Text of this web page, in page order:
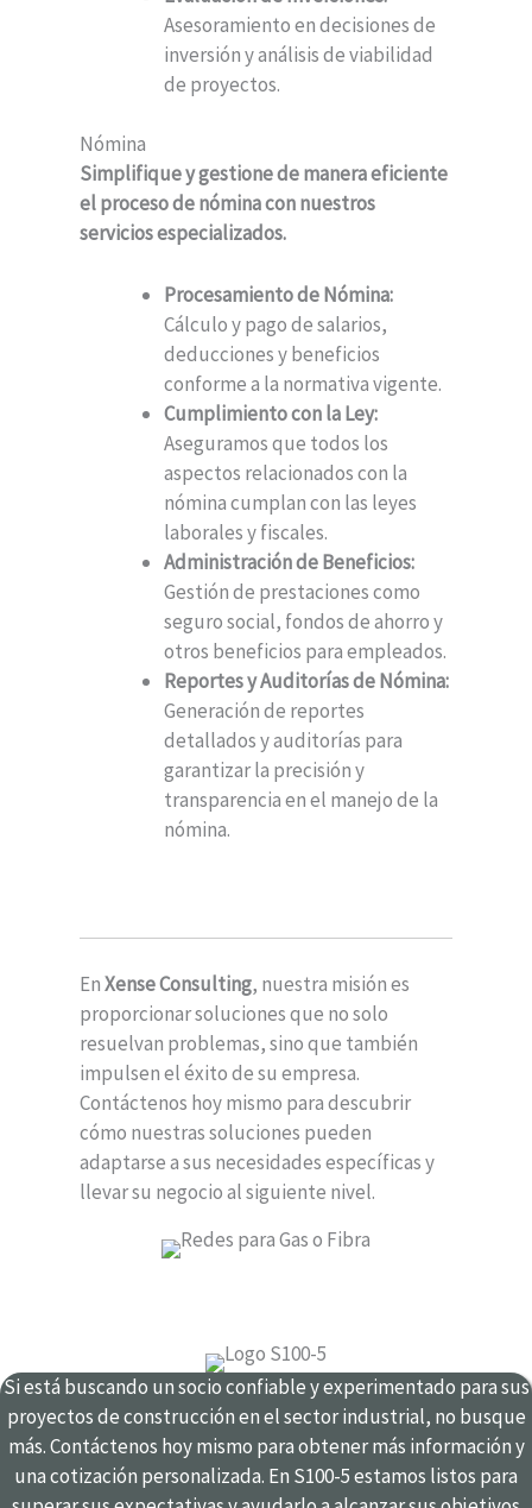
Asesoramiento en decisiones de
inversión y análisis de viabilidad
de proyectos.
Nómina
Simplifique y gestione de manera eficiente
el proceso de nómina con nuestros
servicios especializados.
Procesamiento de Nómina:
Cálculo y pago de salarios,
deducciones y beneficios
conforme a la normativa vigente.
Cumplimiento con la Ley:
Aseguramos que todos los
aspectos relacionados con la
nómina cumplan con las leyes
laborales y fiscales.
Administración de Beneficios:
Gestión de prestaciones como
seguro social, fondos de ahorro y
otros beneficios para empleados.
Reportes y Auditorías de Nómina:
Generación de reportes
detallados y auditorías para
garantizar la precisión y
transparencia en el manejo de la
nómina.
EnXense Consulting, nuestra misión es
proporcionar soluciones que no solo
resuelvan problemas, sino que también
impulsen el éxito de su empresa.
Contáctenos hoy mismo para descubrir
cómo nuestras soluciones pueden
adaptarse a sus necesidades específicas y
llevar su negocio al siguiente nivel.
Si está buscando un socio confiable y experimentado para sus
proyectos de construcción en el sector industrial, no busque
más. Contáctenos hoy mismo para obtener más información y
una cotización personalizada. En S100-5 estamos listos para